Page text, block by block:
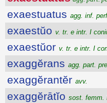
exaestuatus agg. inf.
exaestŭo v. tr. e intr. I
exaestŭor v. tr. e intr. I
exaggĕrans agg. part.
exaggĕrantĕr avv.
exaggĕrātĭo sost. femm.